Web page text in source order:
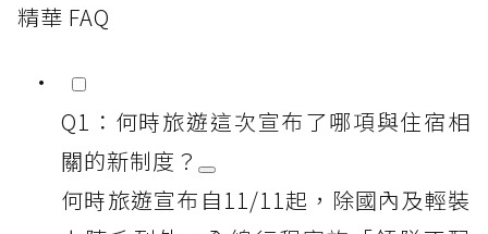
精華 FAQ
Q1：何時旅遊這次宣布了哪項與住宿相
關的新制度？
何時旅遊宣布自11/11起，除國內及輕裝